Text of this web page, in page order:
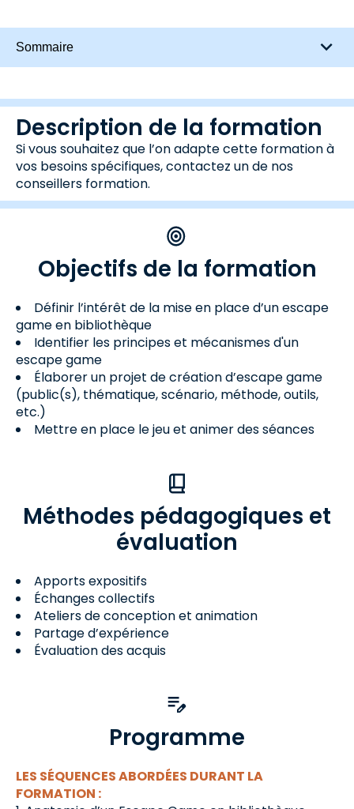
Sommaire
Description de la formation
Si vous souhaitez que l’on adapte cette formation à
vos besoins spécifiques, contactez un de nos
conseillers formation.
Objectifs de la formation
Définir l’intérêt de la mise en place d’un escape
game en bibliothèque
Identifier les principes et mécanismes d'un
escape game
Élaborer un projet de création d’escape game
(public(s), thématique, scénario, méthode, outils,
etc.)
Mettre en place le jeu et animer des séances
Méthodes pédagogiques et
évaluation
Apports expositifs
Échanges collectifs
Ateliers de conception et animation
Partage d’expérience
Évaluation des acquis
Programme
LES SÉQUENCES ABORDÉES DURANT LA
FORMATION :